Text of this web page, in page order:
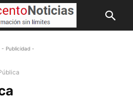
- Publicidad -